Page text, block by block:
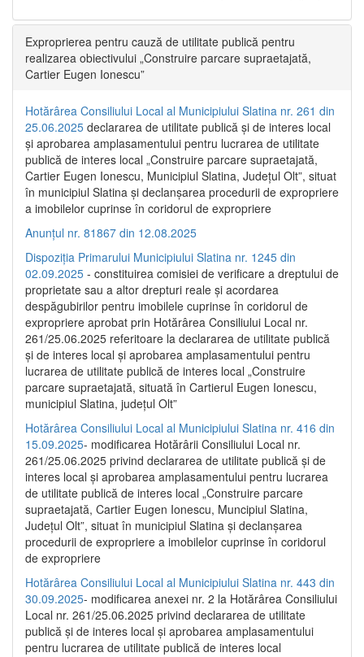
Exproprierea pentru cauză de utilitate publică pentru
realizarea obiectivului „Construire parcare supraetajată,
Cartier Eugen Ionescu”
Hotărârea Consiliului Local al Municipiului Slatina nr. 261 din
25.06.2025 declararea de utilitate publică și de interes local
și aprobarea amplasamentului pentru lucrarea de utilitate
publică de interes local „Construire parcare supraetajată,
Cartier Eugen Ionescu, Municipiul Slatina, Județul Olt”, situat
în municipiul Slatina și declanșarea procedurii de expropriere
a imobilelor cuprinse în coridorul de expropriere
Anunțul nr. 81867 din 12.08.2025
Dispoziția Primarului Municipiului Slatina nr. 1245 din
02.09.2025 - constituirea comisiei de verificare a dreptului de
proprietate sau a altor drepturi reale și acordarea
despăgubirilor pentru imobilele cuprinse în coridorul de
expropriere aprobat prin Hotărârea Consiliului Local nr.
261/25.06.2025 referitoare la declararea de utilitate publică
și de interes local și aprobarea amplasamentului pentru
lucrarea de utilitate publică de interes local „Construire
parcare supraetajată, situată în Cartierul Eugen Ionescu,
municipiul Slatina, județul Olt”
Hotărârea Consiliului Local al Municipiului Slatina nr. 416 din
15.09.2025- modificarea Hotărârii Consiliului Local nr.
261/25.06.2025 privind declararea de utilitate publică și de
interes local și aprobarea amplasamentului pentru lucrarea
de utilitate publică de interes local „Construire parcare
supraetajată, Cartier Eugen Ionescu, Muncipiul Slatina,
Județul Olt”, situat în municipiul Slatina și declanșarea
procedurii de expropriere a imobilelor cuprinse în coridorul
de expropriere
Hotărârea Consiliului Local al Municipiului Slatina nr. 443 din
30.09.2025- modificarea anexei nr. 2 la Hotărârea Consiliului
Local nr. 261/25.06.2025 privind declararea de utilitate
publică şi de interes local şi aprobarea amplasamentului
pentru lucrarea de utilitate publică de interes local